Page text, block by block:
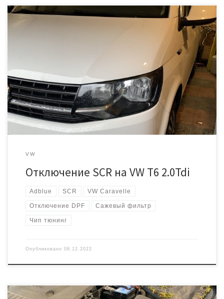
Автомобиль пригнан из Европы, на нем была установлена
система впрыска мочевины (Adblue), а так же сажевый фильтр.
Мощность двигателя всего 102 лошадиные силы. Для большого
автомобиля этого очень недостаточно. Будем отключать EGR
SCR и DPF на программном и физическом уровне. Начнём с
идентификации Двигатель CXGB. Блок управления Delphi DCM6.2 #
[…]
VW
Отключение SCR на VW T6 2.0Tdi
Adblue SCR VW Caravelle
Отключение DPF Сажевый фильтр
Чип тюнинг
Опубликовано 08.12.2022